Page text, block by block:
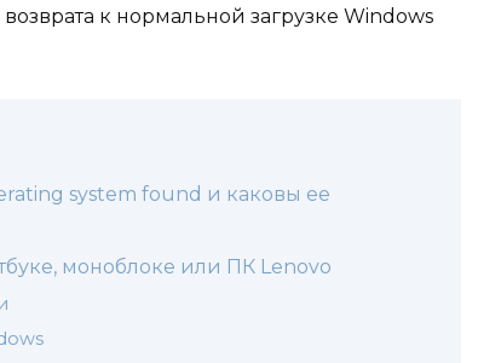
к нормальной загрузке Windows
system found и каковы ее
моноблоке или ПК Lenovo